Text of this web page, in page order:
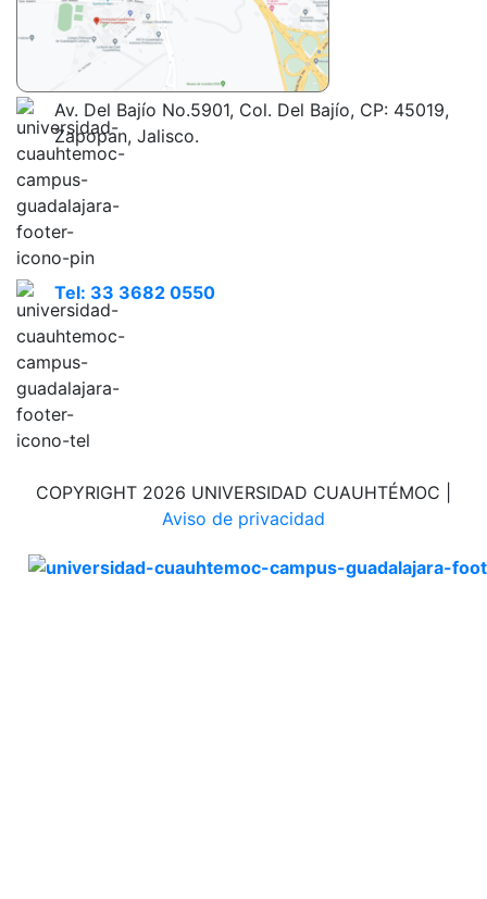
Av. Del Bajío No.5901, Col. Del Bajío, CP: 45019,
Zapopan, Jalisco.
Tel: 33 3682 0550
COPYRIGHT 2026 UNIVERSIDAD CUAUHTÉMOC |
Aviso de privacidad